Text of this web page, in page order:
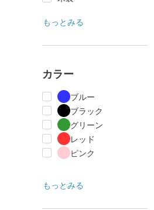
もっとみる
カラー
ブルー
ブラック
グリーン
レッド
ピンク
もっとみる